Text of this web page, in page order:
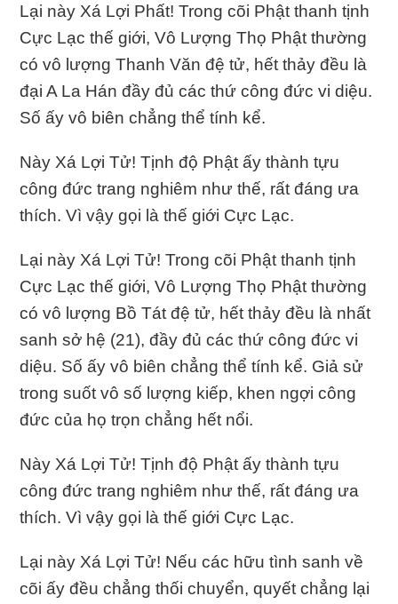
Lại này Xá Lợi Phất! Trong cõi Phật thanh tịnh
Cực Lạc thế giới, Vô Lượng Thọ Phật thường
có vô lượng Thanh Văn đệ tử, hết thảy đều là
đại A La Hán đầy đủ các thứ công đức vi diệu.
Số ấy vô biên chẳng thể tính kể.
Này Xá Lợi Tử! Tịnh độ Phật ấy thành tựu
công đức trang nghiêm như thế, rất đáng ưa
thích. Vì vậy gọi là thế giới Cực Lạc.
Lại này Xá Lợi Tử! Trong cõi Phật thanh tịnh
Cực Lạc thế giới, Vô Lượng Thọ Phật thường
có vô lượng Bồ Tát đệ tử, hết thảy đều là nhất
sanh sở hệ (21), đầy đủ các thứ công đức vi
diệu. Số ấy vô biên chẳng thể tính kể. Giả sử
trong suốt vô số lượng kiếp, khen ngợi công
đức của họ trọn chẳng hết nổi.
Này Xá Lợi Tử! Tịnh độ Phật ấy thành tựu
công đức trang nghiêm như thế, rất đáng ưa
thích. Vì vậy gọi là thế giới Cực Lạc.
Lại này Xá Lợi Tử! Nếu các hữu tình sanh về
cõi ấy đều chẳng thối chuyển, quyết chẳng lại